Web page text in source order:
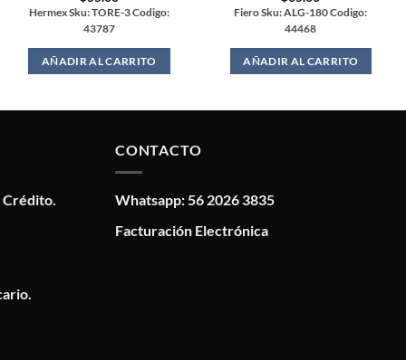
Hermex Sku: TORE-3 Codigo:
43787
AÑADIR AL CARRITO
Fiero Sku: ALG-180 Codigo:
44468
AÑADIR AL CARRITO
CONTACTO
Whatsapp: 56 2026 3835
Facturación Electrónica